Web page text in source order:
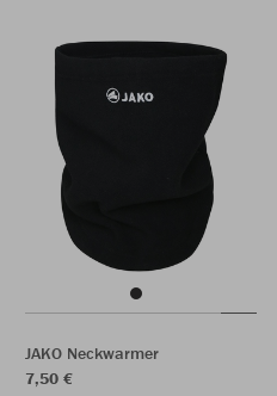
JAKO Neckwarmer
7,50 €